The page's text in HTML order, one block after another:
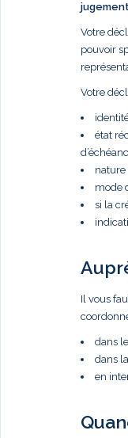
Votre
pouvoir
Votre
état
nature
mode
si la
Il vous
dans
dans
en